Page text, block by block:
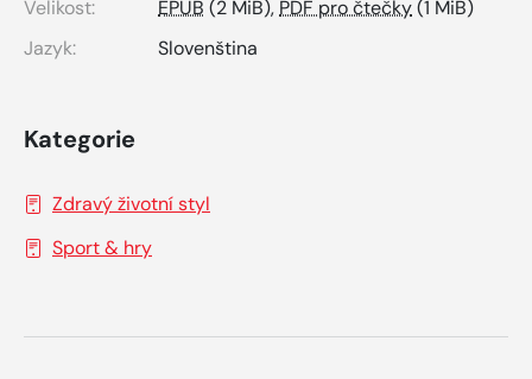
Velikost:
EPUB (2 MiB), PDF pro čtečky(1 MiB)
Jazyk:
Slovenština
Kategorie
Zdravý životní styl
Sport & hry